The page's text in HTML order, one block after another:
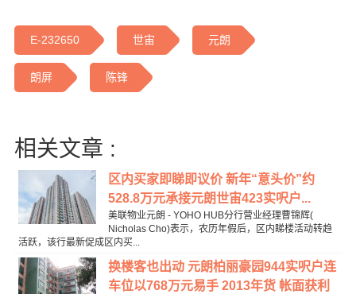
E-232650 世宙 元朗
朗屏 陈锋
相关文章 :
区内买家即睇即议价 新年“意头价”约
528.8万元承接元朗世宙423实呎户...
美联物业元朗 - YOHO HUB分行营业经理曹锦辉(
Nicholas Cho)表示，农历年假后，区内睇楼活动转趋
活跃，该行最新促成区内买...
换楼客也出动 元朗柏丽豪园944实呎户连
车位以768万元易手 2013年货 帐面获利